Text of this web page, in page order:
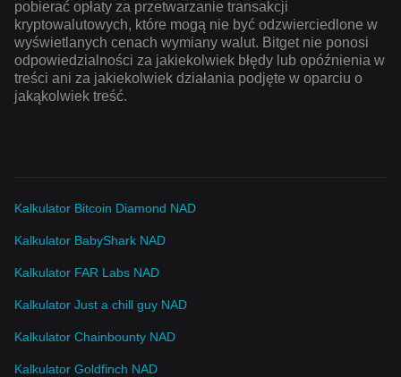
pobierać opłaty za przetwarzanie transakcji
kryptowalutowych, które mogą nie być odzwierciedlone w
wyświetlanych cenach wymiany walut. Bitget nie ponosi
odpowiedzialności za jakiekolwiek błędy lub opóźnienia w
treści ani za jakiekolwiek działania podjęte w oparciu o
jakąkolwiek treść.
Kalkulator Bitcoin Diamond NAD
Kalkulator BabyShark NAD
Kalkulator FAR Labs NAD
Kalkulator Just a chill guy NAD
Kalkulator Chainbounty NAD
Kalkulator Goldfinch NAD